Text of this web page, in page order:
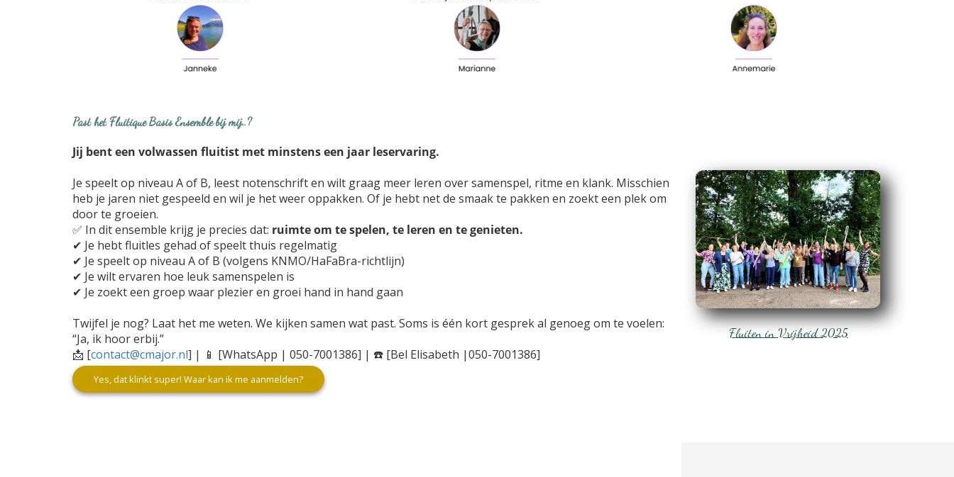
Fluiten in Vrijheid 2025
Past het Fluitique Basis Ensemble bij mij..?
Jij bent een volwassen fluitist met minstens een jaar leservaring.
Je speelt op niveau A of B, leest notenschrift en wilt graag meer leren over samenspel, ritme en klank. Misschien
heb je jaren niet gespeeld en wil je het weer oppakken. Of je hebt net de smaak te pakken en zoekt een plek om
door te groeien.
✅ In dit ensemble krijg je precies dat: ruimte om te spelen, te leren en te genieten.
✔ Je hebt fluitles gehad of speelt thuis regelmatig
✔ Je speelt op niveau A of B (volgens KNMO/HaFaBra-richtlijn)
✔ Je wilt ervaren hoe leuk samenspelen is
✔ Je zoekt een groep waar plezier en groei hand in hand gaan
Twijfel je nog? Laat het me weten. We kijken samen wat past. Soms is één kort gesprek al genoeg om te voelen:
“Ja, ik hoor erbij.”
📩 [contact@cmajor.nl] | 📱 [WhatsApp | 050-7001386] | ☎️ [Bel Elisabeth |050-7001386]
Yes, dat klinkt super! Waar kan ik me aanmelden?